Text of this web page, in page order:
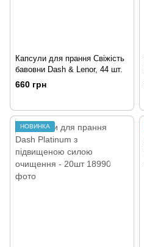
Капсули для прання Свіжість
бавовни Dash & Lenor, 44 шт.
660 грн
НОВИНКА